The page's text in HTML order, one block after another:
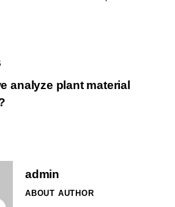
analyze plant material
admin
ABOUT AUTHOR